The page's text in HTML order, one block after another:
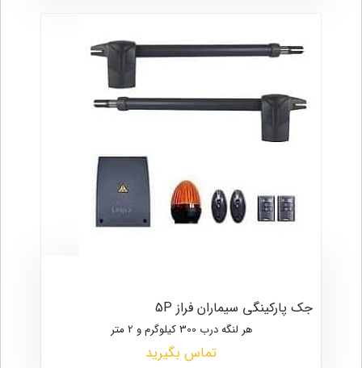
جک پارکینگی سیماران فراز 5P
هر لنگه درب 300 کیلوگرم و 2 متر
تماس بگیرید